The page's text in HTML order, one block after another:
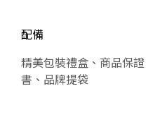
配備
精美包裝禮盒、商品保證
書、品牌提袋